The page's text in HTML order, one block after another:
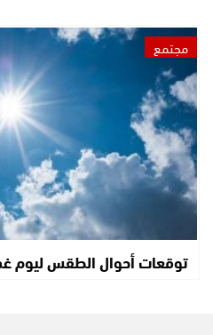
مجتمع
توقعات أحوال الطقس ليوم